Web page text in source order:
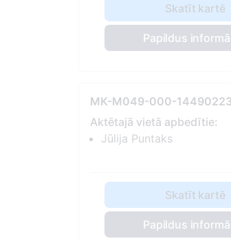
Skatīt kartē
Papildus
MK-M049-000-14490223
Aktētajā vietā apbedītie:
Jūlija Puntaks
Skatīt kartē
Papildus